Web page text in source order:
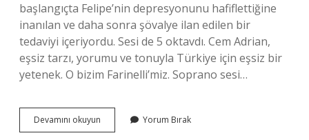
başlangıçta Felipe’nin depresyonunu hafiflettiğine
inanılan ve daha sonra şövalye ilan edilen bir
tedaviyi içeriyordu. Sesi de 5 oktavdı. Cem Adrian,
eşsiz tarzı, yorumu ve tonuyla Türkiye için eşsiz bir
yetenek. O bizim Farinelli’miz. Soprano sesi…
Devamını okuyun
Tekin
Yorum Bırak